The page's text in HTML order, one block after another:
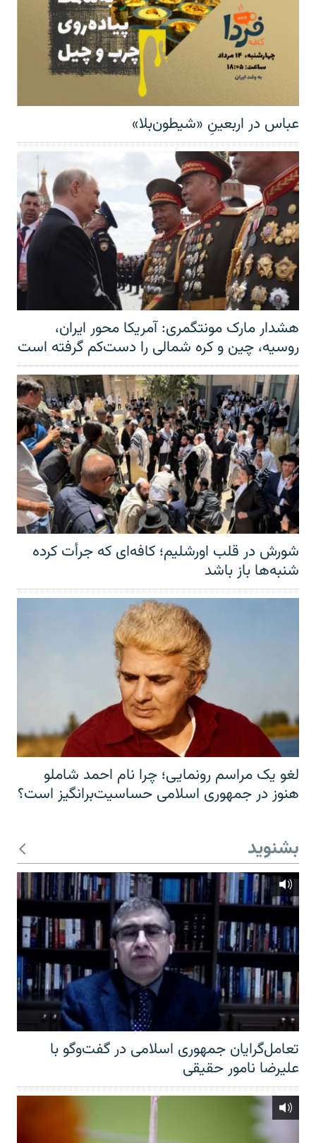
عباس در اربعینِ «شیطون‌بلا»
هشدار مارک مونتگمری: آمریکا محور ایران،
روسیه، چین و کره شمالی را دست‌کم گرفته است
شورش در قلب اورشلیم؛ کافه‌ای که جرأت کرده
شنبه‌ها باز باشد
لغو یک مراسم رونمایی؛ چرا نام احمد شاملو
هنوز در جمهوری اسلامی حساسیت‌برانگیز است؟
بشنوید
تعامل‌گرایان جمهوری اسلامی در گفت‌وگو با
علیرضا نامور حقیقی